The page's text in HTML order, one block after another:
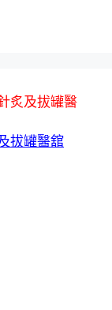
炙及拔罐醫
拔罐醫舘